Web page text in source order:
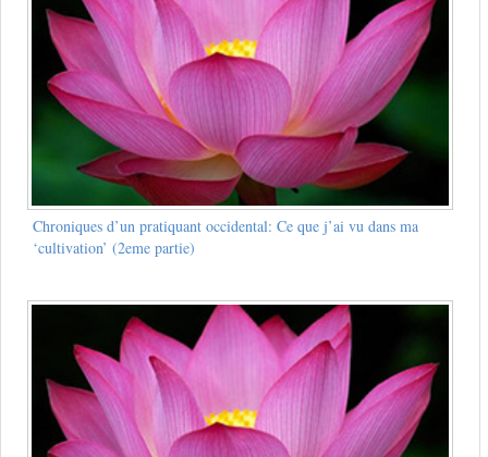
Chroniques d’un pratiquant occidental: Ce que j’ai vu dans ma
‘cultivation’ (2eme partie)